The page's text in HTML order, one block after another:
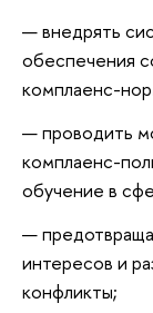
внедрять
обеспечения
комплаенс-
проводить
комплаенс-
обучение в
интересов и
конфликты;